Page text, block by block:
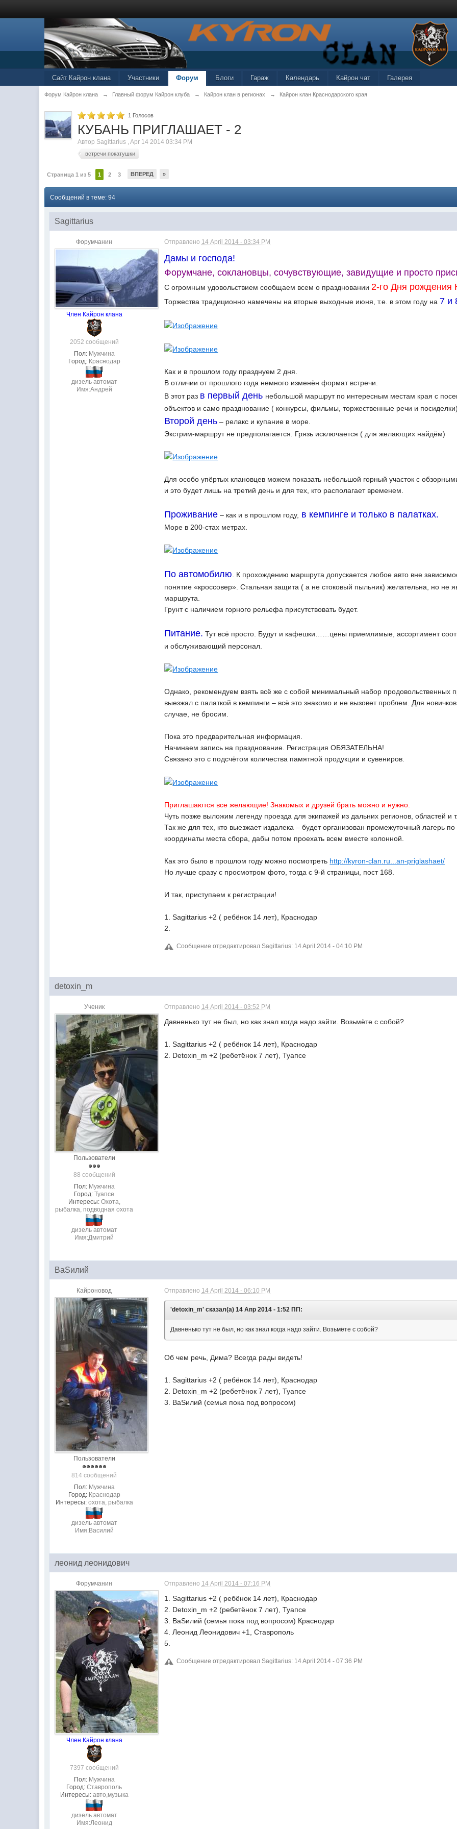
Сайт Кайрон клана Участники Форум Блоги Гараж Календарь Кайрон чат Галерея
Форум Кайрон клана → Главный форум Кайрон клуба → Кайрон клан в регионах → Кайрон клан Краснодарского края
1 Голосов
КУБАНЬ ПРИГЛАШАЕТ - 2
Автор Sagittarius ,Apr 14 2014 03:34 PM
встречи покатушки
Страница 1 из 5 1 2 3 ВПЕРЕД »
Сообщений в теме: 94
Sagittarius
Форумчанин
Член Кайрон клана
2052 сообщений
Пол: Мужчина
Город: Краснодар
дизель автомат
Имя:Андрей
Отправлено 14 April 2014 - 03:34 PM
Дамы и господа!
Форумчане, соклановцы, сочувствующие, завидущие и просто
С огромным удовольствием сообщаем всем о праздновании 2-го Дня рождения
Торжества традиционно намечены на вторые выходные июня, т.е. в этом году на 7 и
Как и в прошлом году празднуем 2 дня.
В отличии от прошлого года немного изменён формат встречи.
В этот раз в первый день небольшой маршрут по интересным местам края с
объектов и само празднование ( конкурсы, фильмы, торжественные речи и
Второй день – релакс и купание в море.
Экстрим-маршрут не предполагается. Грязь исключается ( для желающих найдём)
Для особо упёртых клановцев можем показать небольшой горный участок с
и это будет лишь на третий день и для тех, кто располагает временем.
Проживание – как и в прошлом году, в кемпинге и только в палатках.
Море в 200-стах метрах.
По автомобилю . К прохождению маршрута допускается любое авто вне
понятие «кроссовер». Стальная защита ( а не стоковый пыльник) желательна, но не
маршрута.
Грунт с наличием горного рельефа присутствовать будет.
Питание. Тут всё просто. Будут и кафешки……цены приемлимые, ассортимент
и обслуживающий персонал.
Однако, рекомендуем взять всё же с собой минимальный набор продовольственных
выезжал с палаткой в кемпинги – всё это знакомо и не вызовет проблем. Для
случае, не бросим.
Пока это предварительная информация.
Начинаем запись на празднование. Регистрация ОБЯЗАТЕЛЬНА!
Связано это с подсчётом количества памятной продукции и сувениров.
Приглашаются все желающие! Знакомых и друзей брать можно и нужно.
Чуть позже выложим легенду проезда для экипажей из дальних регионов, областей и
Так же для тех, кто выезжает издалека – будет организован промежуточный лагерь
координаты места сбора, дабы потом проехать всем вместе колонной.
Как это было в прошлом году можно посмотреть http://kyron-clan.ru...an-priglashaet/
Но лучше сразу с просмотром фото, тогда с 9-й страницы, пост 168.
И так, приступаем к регистрации!
1. Sagittarius +2 ( ребёнок 14 лет), Краснодар
2.
Сообщение отредактировал Sagittarius: 14 April 2014 - 04:10 PM
detoxin_m
Ученик
Пользователи
88 сообщений
Пол: Мужчина
Город: Туапсе
Интересы: Охота,
рыбалка, подводная охота
дизель автомат
Имя:Дмитрий
Отправлено 14 April 2014 - 03:52 PM
Давненько тут не был, но как знал когда надо зайти. Возьмёте с собой?
1. Sagittarius +2 ( ребёнок 14 лет), Краснодар
2. Detoxin_m +2 (ребетёнок 7 лет), Туапсе
ВаSилий
Кайроновод
Пользователи
814 сообщений
Пол: Мужчина
Город: Краснодар
Интересы: охота, рыбалка
дизель автомат
Имя:Василий
Отправлено 14 April 2014 - 06:10 PM
'detoxin_m' сказал(а) 14 Апр 2014 - 1:52 ПП:
Давненько тут не был, но как знал когда надо зайти. Возьмёте с собой?
Об чем речь, Дима? Всегда рады видеть!
1. Sagittarius +2 ( ребёнок 14 лет), Краснодар
2. Detoxin_m +2 (ребетёнок 7 лет), Туапсе
3. ВаSилий (семья пока под вопросом)
леонид леонидович
Форумчанин
Член Кайрон клана
7397 сообщений
Пол: Мужчина
Город: Ставрополь
Интересы: авто,музыка
дизель автомат
Имя:Леонид
Отправлено 14 April 2014 - 07:16 PM
1. Sagittarius +2 ( ребёнок 14 лет), Краснодар
2. Detoxin_m +2 (ребетёнок 7 лет), Туапсе
3. ВаSилий (семья пока под вопросом) Краснодар
4. Леонид Леонидович +1, Ставрополь
5.
Сообщение отредактировал Sagittarius: 14 April 2014 - 07:36 PM